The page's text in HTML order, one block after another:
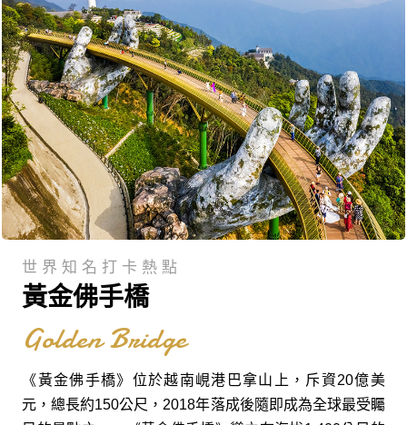
世界知名打卡熱點
黃金佛手橋
Golden Bridge
《黃金佛手橋》位於越南峴港巴拿山上，斥資20億美
元，總長約150公尺，2018年落成後隨即成為全球最受矚